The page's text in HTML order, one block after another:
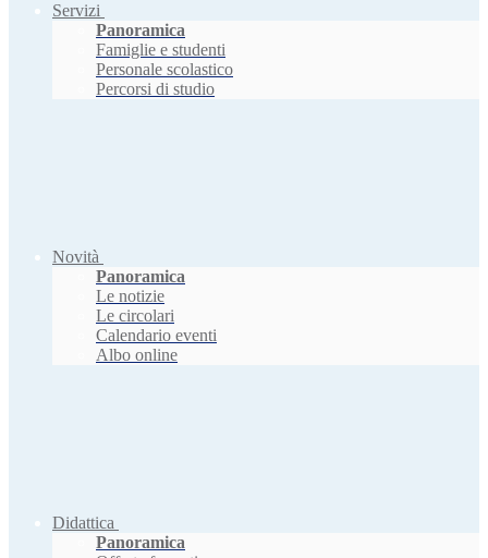
Servizi
Panoramica
Famiglie e studenti
Personale scolastico
Percorsi di studio
Novità
Panoramica
Le notizie
Le circolari
Calendario eventi
Albo online
Didattica
Panoramica